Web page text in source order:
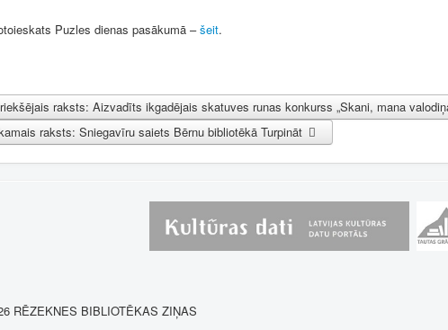
Puzles dienas pasākumā –šeit.
raksts: Aizvadīts ikgadējais skatuves runas konkurss „Skani, mana
raksts: Sniegavīru saiets Bērnu bibliotēkā Turpināt
RĒZEKNES BIBLIOTĒKAS ZIŅAS